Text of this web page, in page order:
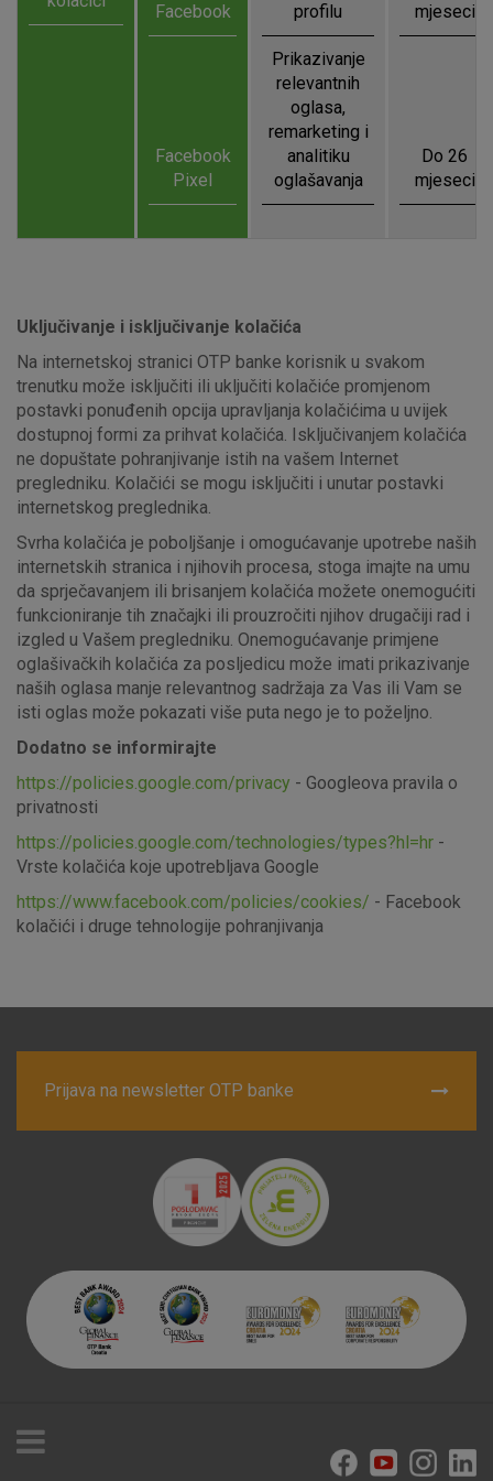
Facebook
profilu
mjeseci
Facebook
Pixel
Prikazivanje
relevantnih
oglasa,
remarketing i
analitiku
oglašavanja
Do 26
mjeseci
Uključivanje i isključivanje kolačića
Na internetskoj stranici OTP banke korisnik u svakom
trenutku može isključiti ili uključiti kolačiće promjenom
postavki ponuđenih opcija upravljanja kolačićima u uvijek
dostupnoj formi za prihvat kolačića. Isključivanjem kolačića
ne dopuštate pohranjivanje istih na vašem Internet
pregledniku. Kolačići se mogu isključiti i unutar postavki
internetskog preglednika.
Svrha kolačića je poboljšanje i omogućavanje upotrebe naših
internetskih stranica i njihovih procesa, stoga imajte na umu
da sprječavanjem ili brisanjem kolačića možete onemogućiti
funkcioniranje tih značajki ili prouzročiti njihov drugačiji rad i
izgled u Vašem pregledniku. Onemogućavanje primjene
oglašivačkih kolačića za posljedicu može imati prikazivanje
naših oglasa manje relevantnog sadržaja za Vas ili Vam se
isti oglas može pokazati više puta nego je to poželjno.
Dodatno se informirajte
https://policies.google.com/privacy - Googleova pravila o
privatnosti
https://policies.google.com/technologies/types?hl=hr -
Vrste kolačića koje upotrebljava Google
https://www.facebook.com/policies/cookies/ - Facebook
kolačići i druge tehnologije pohranjivanja
Prijava na newsletter OTP banke
za uslugama, kao što su postavke kolačića. Svoj preglednik
možete postaviti da blokira te kolačiće ili pošalje upozorenje
o njima, ali u tom slučaju neki dijelovi stranice neće raditi. Ti
kolačići ne pohranjuju nikakve informacije koje bi vas mogle
Detaljnije informacije o kolačićima